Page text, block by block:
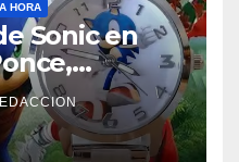
HORA
Sonic en
el que